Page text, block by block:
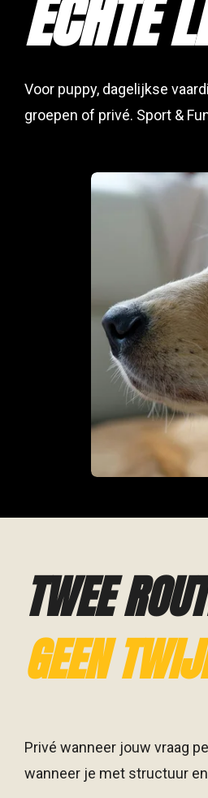
ECHTE
Voor puppy, dagelijkse
groepen of privé. Sport &
TWEE
GEEN
Privé wanneer jouw vraag
wanneer je met structuur